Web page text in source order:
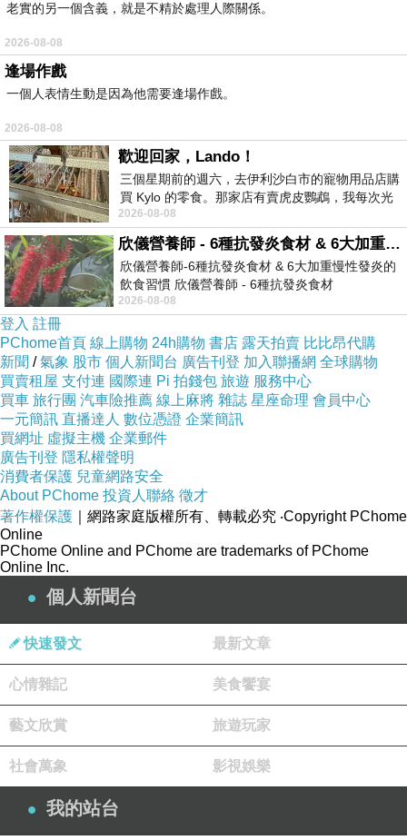
老實的另一個含義，就是不精於處理人際關係。
2026-08-08
逢場作戲
一個人表情生動是因為他需要逢場作戲。
2026-08-08
歡迎回家，Lando！
三個星期前的週六，去伊利沙白市的寵物用品店購
買 Kylo 的零食。那家店有賣虎皮鸚鵡，我每次光
顧都會去看一下。他們偶爾會引進 C
2026-08-08
欣儀營養師 - 6種抗發炎食材 & 6大加重慢性發炎的飲食習慣
欣儀營養師-6種抗發炎食材 & 6大加重慢性發炎的
飲食習慣 欣儀營養師 - 6種抗發炎食材
https://www.facebook.com/photo/?fbid=147
2026-08-08
登入 註冊
PChome首頁 線上購物 24h購物 書店 露天拍賣 比比昂代購
新聞 /氣象 股市 個人新聞台 廣告刊登 加入聯播網 全球購物
買賣租屋 支付連 國際連 Pi 拍錢包 旅遊 服務中心
買車 旅行團 汽車險推薦 線上麻將 雜誌 星座命理 會員中心
一元簡訊 直播達人 數位憑證 企業簡訊
買網址 虛擬主機 企業郵件
廣告刊登 隱私權聲明
消費者保護 兒童網路安全
About PChome 投資人聯絡 徵才
著作權保護 ｜網路家庭版權所有、轉載必究 ‧Copyright PChome
Online
PChome Online and PChome are trademarks of PChome
Online Inc.
個人新聞台
快速發文 最新文章
心情雜記 美食饗宴
藝文欣賞 旅遊玩家
社會萬象 影視娛樂
我的站台